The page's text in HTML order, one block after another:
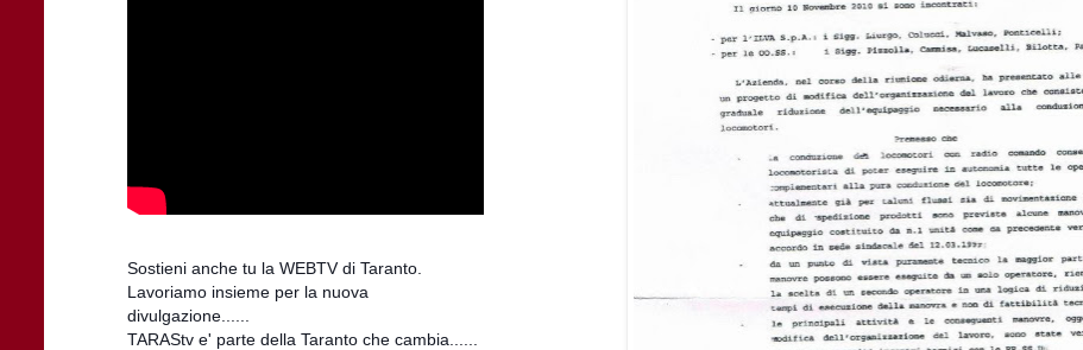
Sostieni anche tu la WEBTV di Taranto.
Lavoriamo insieme per la nuova
divulgazione......
TARAStv e' parte della Taranto che cambia......